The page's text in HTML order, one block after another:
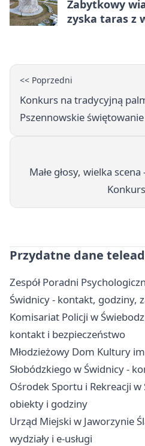
Zabytkowy
zyska taras z
<< Poprzedni
Konkurs na tradycyjną
Pszennowskie
Małe głosy, wielka
Przydatne dane
Zespół Poradni
Świdnicy - kontakt, godziny,
Komisariat Policji w
kontakt i bezpieczeństwo
Młodzieżowy Dom Kultury
Słobódzkiego w Świdnicy -
Ośrodek Sportu i Rekreacji
obiekty i godziny
Urząd Miejski w Jaworzynie
wydziały i e-usługi